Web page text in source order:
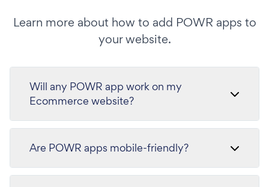
Learn more about how to add POWR apps to
your website.
Will any POWR app work on my
Ecommerce website?
Are POWR apps mobile-friendly?